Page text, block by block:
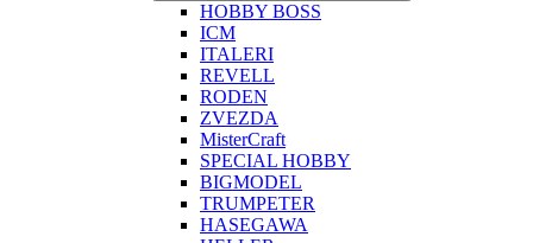
HOBBY BOSS
ICM
ITALERI
REVELL
RODEN
ZVEZDA
MisterCraft
SPECIAL HOBBY
BIGMODEL
TRUMPETER
HASEGAWA